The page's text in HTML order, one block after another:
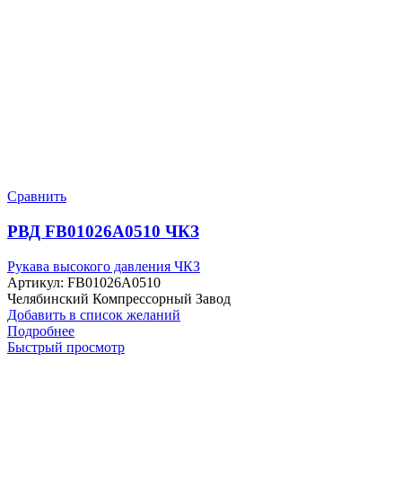
Сравнить
РВД FB01026A0510 ЧКЗ
Рукава высокого давления ЧКЗ
Артикул: FB01026A0510
Челябинский Компрессорный Завод
Добавить в список желаний
Подробнее
Быстрый просмотр